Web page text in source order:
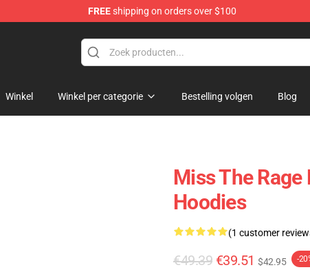
FREEshipping on orders over $100
Winkel Winkel per categorie Bestelling volgen Blog
Miss The Rage
Hoodies
(1 customer
€49.39 €39.51 $42.95 -